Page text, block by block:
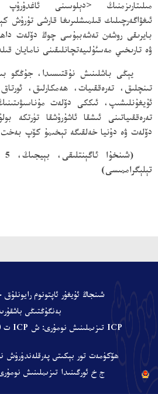
مىلىتارىزمنىڭ <دېلوسىنى
ئىغۋاگەرچىلىك قىلمىشلىرىغا قارشى
بايرىقى روشەن تەشەببۇسى چوڭ دۆلەت
ۋە تارىخىي مەسئۇلىيەتچانلىقىنى نامايان
يېڭى باشلىنىش نۇقتىسىدا، جۇڭگو
تىنچلىق، تەرەققىيات، ھەمكارلىق،
ئۇيغۇنلىشىپ، ئىككى دۆلەت
تەرەققىياتىنى ئىشقا ئاشۇرۇشقا تۈرتكە
دۆلەت ۋە دۇنيا خەلقىگە تېخىمۇ كۆپ
تېلېگراممىسى)
شىنجاڭ ئۇيغۇر ئاپتونوم
بەنگۇڭتىڭى
ICP تىزىملىنىش نومۇرى: ش ICP ت 05001680-نومۇرلۇق
ھۆكۈمەت تور بېكىتى پەرقلەندۈرۈش نومۇرى:
ج خ ئورگىنىدا تىزىملىنىش نومۇرى: